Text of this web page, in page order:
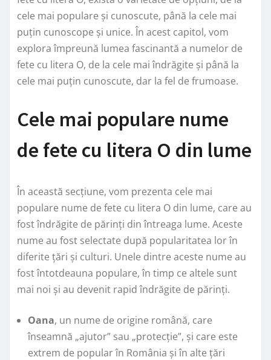
cele mai populare și cunoscute, până la cele mai
puțin cunoscope și unice. În acest capitol, vom
explora împreună lumea fascinantă a numelor de
fete cu litera O, de la cele mai îndrăgite și până la
cele mai puțin cunoscute, dar la fel de frumoase.
Cele mai populare nume
de fete cu litera O din lume
În această secțiune, vom prezenta cele mai
populare nume de fete cu litera O din lume, care au
fost îndrăgite de părinți din întreaga lume. Aceste
nume au fost selectate după popularitatea lor în
diferite țări și culturi. Unele dintre aceste nume au
fost întotdeauna populare, în timp ce altele sunt
mai noi și au devenit rapid îndrăgite de părinți.
Oana, un nume de origine română, care
înseamnă „ajutor” sau „protecție”, și care este
extrem de popular în România și în alte țări